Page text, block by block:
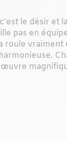
le désir et
pas en
roule vraiment